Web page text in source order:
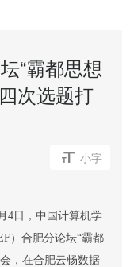
“霸都思想
次选题打
小字
4 日，中国计算机学
）合肥分论坛“霸都
，在合肥云畅数据